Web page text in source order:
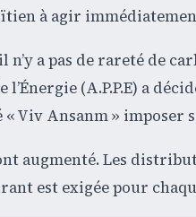
à agir
a pas de rareté de
(A.P.P.E) a
Viv Ansanm » imposer
augmenté. Les
est exigée pour